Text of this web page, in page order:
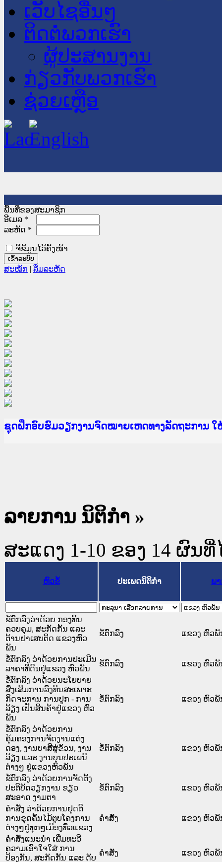
ເວັບໄຊອື່ນໆ
ຕິດຕໍ່ພວກເຮົາ
ຜູ້ປະສານງານ
ກ່ຽວກັບພວກເຮົາ
ຊ່ວຍເຫຼືອ
ພື້ນທີ່ຂອງສະມາຊິກ
ອີເມລ *
ລະຫັດ *
ຈື່ຂໍ້ມູນໄວ້ຄັ້ງໜ້າ
ສະໝັກ | ລືມລະຫັດ
Ministry of Justice Lao PDR
ເຜີຍແຜ່ວັບໄຊຈົດໝາຍເຫດທາງລັດຖະການ ແລະ ແອັ
ກະຊວງຍຸຕິທຳ
ຊຸດຝຶກອົບຮົມວຽກງານຈົດໝາຍເຫດທາງລັດຖະການ
ກອງປະຊຸມທົບທວນຄືນການຈັດຕັ້ງປະຕິບັດວຽກງານຈົ
ຝຶກອົບຮົມ ຜູ່ປະສານງານວຽກງານຈົດໝາຍເຫດທາງລັ
ຝຶກອົບຮົມ ຜູ່ປະສານງານວຽກງານຈົດໝາຍເຫດທາງລັ
ເຜີຍແຜ່ແອັບກົດໝາຍລາວ ແລະ ເວັບໄຊຈົດໝາຍເຫດ
ເຜີຍແຜ່ແອັບກົດໝາຍລາວ ແລະ ເວັບໄຊຈົດໝາຍເຫດ
ຍົກລະດັບວຽກງານຈົດໝາຍເຫດທາງລັດຖະການໃຫ້ຜູ້
ຊຸດຝຶກອົບຮົມວຽກງານຈົດໝາຍເຫດທາງລັດຖະການ ໃ
ລາຍການ ນິຕິກໍາ »
ສະແດງ 1-10 ຂອງ 14 ຜົນ
ຫົວຂໍ້ ປະເພດນິຕິກຳ ພ
ຂໍ້ຕົກລົງວ່າດ້ວຍ ກອງທຶນ
ຄວບຄຸມ, ສະກັດກັ້ນ ແລະ
ຕ້ານຢາເສບຕິດ ແຂວງຫົວ
ພັນ
ຂໍ້ຕົກລົງ ແຂວງ ຫົວພັ
ຂໍ້ຕົກລົງ ວ່າດ້ວຍການປະເມີນ
ລາຄາທີ່ດິນຢູ່ແຂວງ ຫົວພັນ
ຂໍ້ຕົກລົງ
ແຂວງ ຫົວພັ
ຂໍ້ຕົກລົງ ວ່າດ້ວຍນະໂຍບາຍ
ສົ່ງເສີມການລົງທຶນສະເພາະ
ກິດຈະການ ການປູກ - ການ
ລ້ຽງ ເປັນສິນຄ້າຢູ່ແຂວງ ຫົວ
ພັນ
ຂໍ້ຕົກລົງ ແຂວງ ຫົວພັ
ຂໍ້ຕົກລົງ ວ່າດ້ວຍການ
ຄຸ້ມຄອງການຈັດງານແຕ່ງ
ດອງ, ງານບາສີສູ່ຂັວນ, ງານ
ລ້ຽງ ແລະ ງານບຸນປະເພນີ
ຕ່າງໆ ຢູ່ແຂວງຫົວພັນ
ຂໍ້ຕົກລົງ ແຂວງ ຫົວພັ
ຂໍ້ຕົກລົງ ວ່າດ້ວຍການຈັດຕັ້ງ
ປະຕິບັດວຽກງານ ຂຽວ
ສະອາດ ງາມຕາ
ຂໍ້ຕົກລົງ ແຂວງ ຫົວພັ
ຄຳສັ່ງ ວ່າດ້ວຍການຢຸດຕິ
ການຂຸດຄົ້ນໄມ້ຕູບໂຄງການ
ຕ່າງໆຢູ່ທຸກໆເມືອງທົ່ວແຂວງ
ຄໍາສັ່ງ ແຂວງ ຫົວພັ
ຄຳສັ່ງແນະນຳ ເພີ່ມທະວີ
ຄວາມເອົາໃຈໃສ່ ການ
ປ້ອງກັນ, ສະກັດກັ້ນ ແລະ ດັບ
ຄໍາສັ່ງ ແຂວງ ຫົວພັ